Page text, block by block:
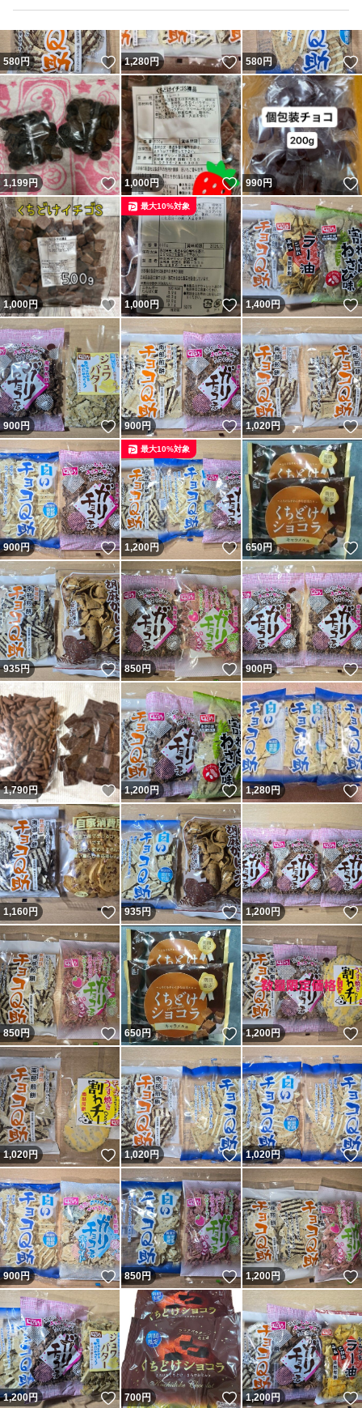
580円 いいね！
1,280円 いいね！
580円
1,199円 いいね！
1,000円 いいね！
990円
1,000円 いいね！
1,000円 いいね！
最大10%対象
1,400円
900円 いいね！
900円 いいね！
1,020円
900円 いいね！
1,200円 いいね！
最大10%対象
650円
935円 いいね！
850円 いいね！
900円
1,790円 いいね！
1,200円 いいね！
1,280円
1,160円 いいね！
935円 いいね！
1,200円
850円 いいね！
650円 いいね！
1,200円
1,020円 いいね！
1,020円 いいね！
1,020円
900円 いいね！
850円 いいね！
1,200円
1,200円 いいね！
700円 いいね！
1,200円